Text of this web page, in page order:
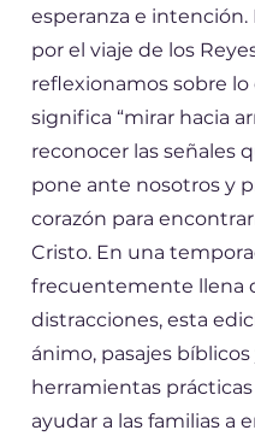
esperanza e intención.
por el viaje de los
reflexionamos sobre lo
significa “mirar hacia
reconocer las señales
pone ante nosotros y
corazón para
Cristo. En una
frecuentemente llena
distracciones, esta
ánimo, pasajes bíblicos
herramientas prácticas
ayudar a las familias a